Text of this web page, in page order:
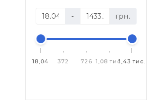
- грн.
18,04 372 726 1,08 тис.1,43 тис.